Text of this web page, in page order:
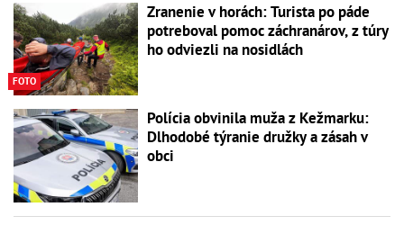
FOTO
Zranenie v horách: Turista po páde
potreboval pomoc záchranárov, z túry
ho odviezli na nosidlách
Polícia obvinila muža z Kežmarku:
Dlhodobé týranie družky a zásah v
obci